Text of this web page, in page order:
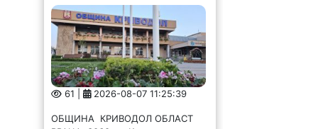
61 | 2026-08-07 11:25:39
ОБЩИНА КРИВОДОЛ ОБЛАСТ